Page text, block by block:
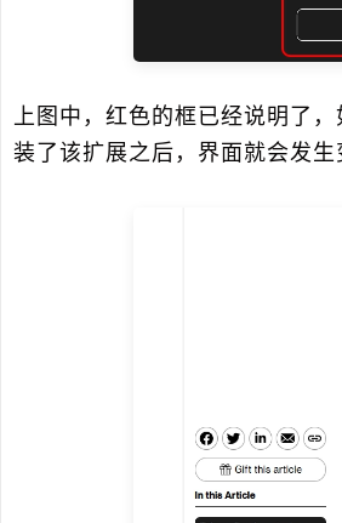
上图中，红色的框已经说明了
装了该扩展之后，界面就会发生